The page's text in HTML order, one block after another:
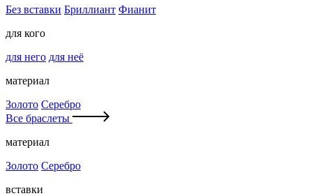
Без вставки Бриллиант Фианит
для кого
для него для неё
материал
Золото Серебро
Все браслеты
материал
Золото Серебро
вставки